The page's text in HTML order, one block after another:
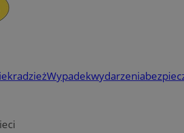
kradzieżWypadekwydarzenia